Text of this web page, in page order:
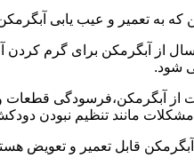
به تعمیر و عیب یابی آبگرمکن
سال از آبگرمکن برای گرم
شود.
از آبگرمکن،فرسودگی
مشکلات مانند تنظیم نبودن
قابل تعمیر و تعویض